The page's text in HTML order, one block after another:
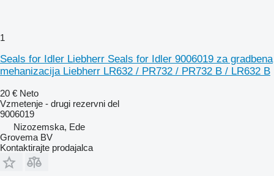
1
Seals for Idler Liebherr Seals for Idler 9006019 za gradbena
mehanizacija Liebherr LR632 / PR732 / PR732 B / LR632 B
20 € Neto
Vzmetenje - drugi rezervni del
9006019
Nizozemska, Ede
Grovema BV
Kontaktirajte prodajalca